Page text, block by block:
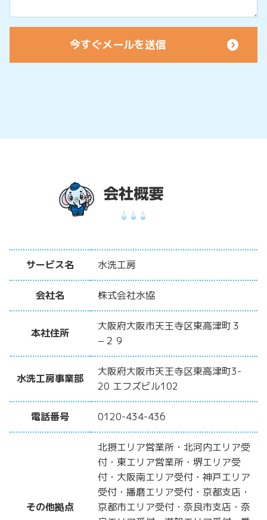
サービス名 水洗工房
会社名 株式会社水協
本社住所
大阪府大阪市天王寺区東高津町３
−２９
水洗工房事業部
大阪府大阪市天王寺区東高津町3-
20 エフズビル102
電話番号 0120-434-436
その他拠点
北摂エリア営業所・北河内エリア受
付・東エリア営業所・堺エリア受
付・大阪南エリア受付・神戸エリア
受付・播磨エリア受付・京都支店・
京都市エリア受付・奈良市支店・奈